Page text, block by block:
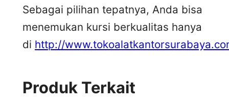
Sebagai pilihan tepatnya, Anda bisa
menemukan kursi berkualitas hanya
di http://
Produk Terkait